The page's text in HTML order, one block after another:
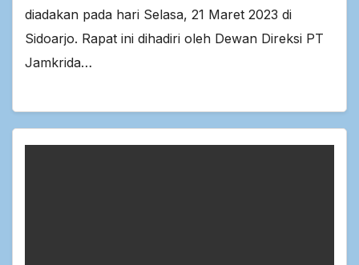
diadakan pada hari Selasa, 21 Maret 2023 di
Sidoarjo. Rapat ini dihadiri oleh Dewan Direksi PT
Jamkrida…